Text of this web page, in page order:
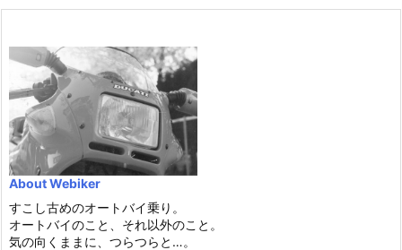
About Webiker
すこし古めのオートバイ乗り。
オートバイのこと、それ以外のこと。
気の向くままに、つらつらと…。